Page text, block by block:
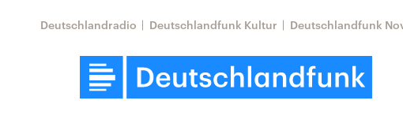
Deutschlandradio Deutschlandfunk Kultur Deutschlandfunk